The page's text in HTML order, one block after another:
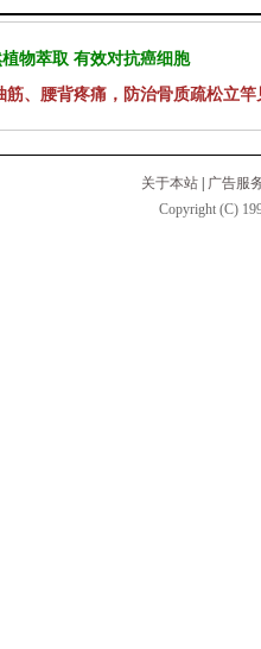
物萃取 有效对抗癌细胞
、腰背疼痛，防治骨质疏松立竿
关于本站
广告服
Copyright (C)